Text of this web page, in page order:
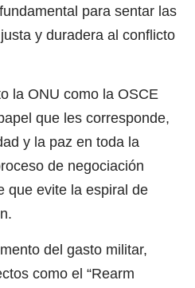
para sentar las
y duradera al conflicto
la ONU como la OSCE
que les corresponde,
y la paz en toda la
de negociación
que evite la espiral de
del gasto militar,
como el “Rearm